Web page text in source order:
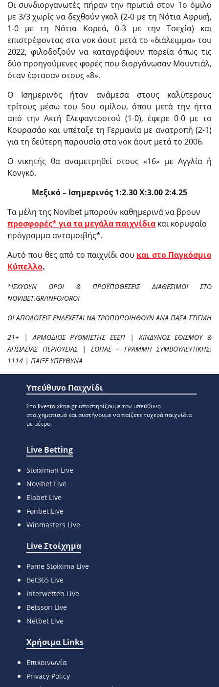
Οι συνδιοργανωτές πήραν την πρωτιά στον 1ο όμιλο
με 3/3 χωρίς να δεχθούν γκολ (2-0 με τη Νότια Αφρική,
1-0 με τη Νότια Κορεά, 0-3 με την Τσεχία) και
επιστρέφοντας στα νοκ άουτ μετά το «διάλειμμα» του
2022, φιλοδοξούν να καταγράψουν πορεία όπως τις
δύο προηγούμενες φορές που διοργάνωσαν Μουντιάλ,
όταν έφτασαν στους «8».
Ο Ισημερινός ήταν ανάμεσα στους καλύτερους
τρίτους μέσω του 5ου ομίλου, όπου μετά την ήττα
από την Ακτή Ελεφαντοστού (1-0), έφερε 0-0 με το
Κουρασάο και υπέταξε τη Γερμανία με ανατροπή (2-1)
για τη δεύτερη παρουσία στα νοκ άουτ μετά το 2006.
Ο νικητής θα αναμετρηθεί στους «16» με Αγγλία ή
Κονγκό.
Μεξικό – Ισημερινός 1:2.30 X:3.00 2:4.25
Τα μέλη της Novibet μπορούν καθημερινά να βρουν
προσφορές* για τα μεγάλα παιχνίδια και κορυφαίο
πρόγραμμα ανταμοιβής*.
Αυτό που θες από το παιχνίδι σου και στο Παγκόσμιο
Κύπελλο.
*ΙΣΧΥΟΥΝ ΟΡΟΙ & ΠΡΟΫΠΟΘΕΣΕΙΣ ΔΙΑΘΕΣΙΜΟΙ ΣΤΟ
NOVIBET.GR/INFO/OROI
ΟΙ ΑΠΟΔΟΣΕΙΣ ΕΝΔΕΧΕΤΑΙ ΝΑ ΤΡΟΠΟΠΟΙΗΘΟΥΝ ΑΝΑ ΠΑΣΑ ΣΤΙΓΜΗ
21+ | ΑΡΜΟΔΙΟΣ ΡΥΘΜΙΣΤΗΣ ΕΕΕΠ | ΚΙΝΔΥΝΟΣ ΕΘΙΣΜΟΥ &
ΑΠΩΛΕΙΑΣ ΠΕΡΙΟΥΣΙΑΣ | ΕΟΠΑΕ – ΓΡΑΜΜΗ ΣΥΜΒΟΥΛΕΥΤΙΚΗΣ:
1114 | ΠΑΙΞΕ ΥΠΕΥΘΥΝΑ
Υπεύθυνο Παιχνίδι
Στο livestoixima.gr υποστηρίζουμε τον υπεύθυνο
στοιχηματισμό και συστήνουμε να παίζετε τυχερά παιχνίδια
με μέτρο.
Live Betting
Stoiximan Live
Novibet Live
Elabet Live
Fonbet Live
Winmasters Live
Live Στοίχημα
Pame Stoixima Live
Bet365 Live
Interwetten Live
Betsson Live
Netbet Live
Χρήσιμα Links
Επικοινωνία
Privacy Policy